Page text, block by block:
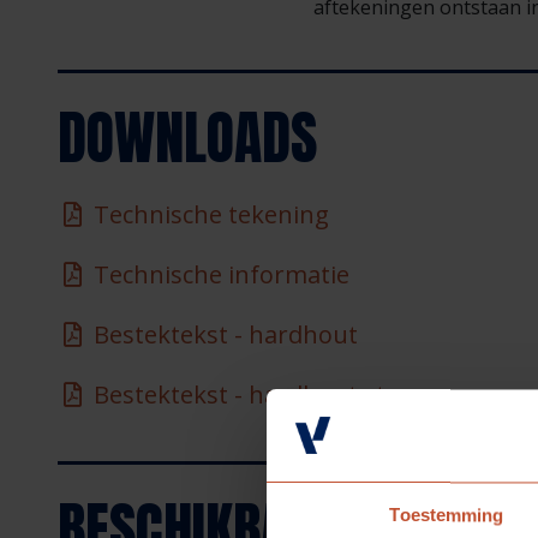
Toestemming
aftekeningen ontstaan
DOWNLOADS
Technische tekening
Technische informatie
Bestektekst - hardhout
Bestektekst - hardhout stomp